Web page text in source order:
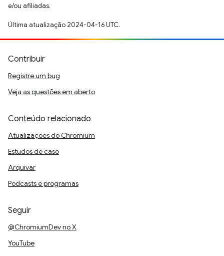
e/ou afiliadas.
Última atualização 2024-04-16 UTC.
Contribuir
Registre um bug
Veja as questões em aberto
Conteúdo relacionado
Atualizações do Chromium
Estudos de caso
Arquivar
Podcasts e programas
Seguir
@ChromiumDev no X
YouTube